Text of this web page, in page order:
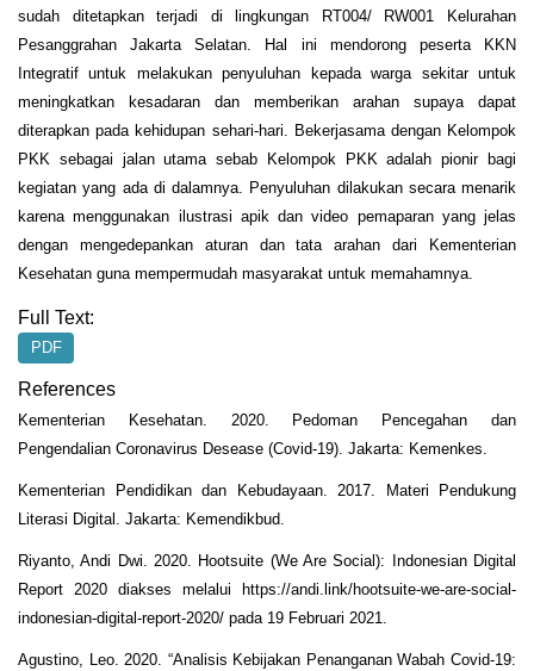
sudah ditetapkan terjadi di lingkungan RT004/ RW001 Kelurahan
Pesanggrahan Jakarta Selatan. Hal ini mendorong peserta KKN
Integratif untuk melakukan penyuluhan kepada warga sekitar untuk
meningkatkan kesadaran dan memberikan arahan supaya dapat
diterapkan pada kehidupan sehari-hari. Bekerjasama dengan Kelompok
PKK sebagai jalan utama sebab Kelompok PKK adalah pionir bagi
kegiatan yang ada di dalamnya. Penyuluhan dilakukan secara menarik
karena menggunakan ilustrasi apik dan video pemaparan yang jelas
dengan mengedepankan aturan dan tata arahan dari Kementerian
Kesehatan guna mempermudah masyarakat untuk memahamnya.
Full Text:
PDF
References
Kementerian Kesehatan. 2020. Pedoman Pencegahan dan
Pengendalian Coronavirus Desease (Covid-19). Jakarta: Kemenkes.
Kementerian Pendidikan dan Kebudayaan. 2017. Materi Pendukung
Literasi Digital. Jakarta: Kemendikbud.
Riyanto, Andi Dwi. 2020. Hootsuite (We Are Social): Indonesian Digital
Report 2020 diakses melalui https://andi.link/hootsuite-we-are-social-
indonesian-digital-report-2020/ pada 19 Februari 2021.
Agustino, Leo. 2020. “Analisis Kebijakan Penanganan Wabah Covid-19: